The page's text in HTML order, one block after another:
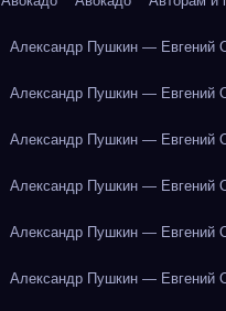
Александр Пушкин — Евгений
Александр Пушкин — Евгений
Александр Пушкин — Евгений
Александр Пушкин — Евгений
Александр Пушкин — Евгений
Александр Пушкин — Евгений